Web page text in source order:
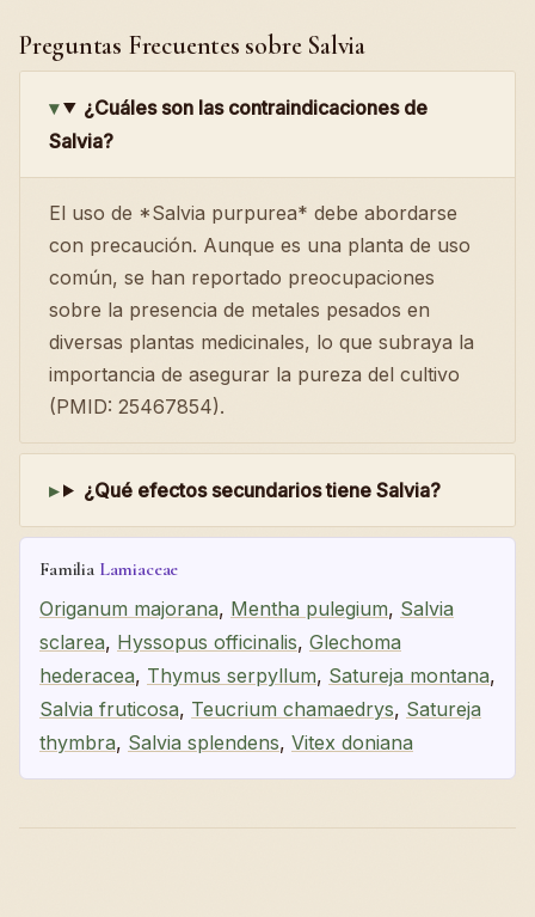
Preguntas Frecuentes sobre Salvia
¿Cuáles son las contraindicaciones de
Salvia?
El uso de *Salvia purpurea* debe abordarse
con precaución. Aunque es una planta de uso
común, se han reportado preocupaciones
sobre la presencia de metales pesados en
diversas plantas medicinales, lo que subraya la
importancia de asegurar la pureza del cultivo
(PMID: 25467854).
¿Qué efectos secundarios tiene Salvia?
Familia Lamiaceae
Origanum majorana, Mentha pulegium, Salvia
sclarea, Hyssopus officinalis, Glechoma
hederacea, Thymus serpyllum, Satureja montana,
Salvia fruticosa, Teucrium chamaedrys, Satureja
thymbra, Salvia splendens, Vitex doniana